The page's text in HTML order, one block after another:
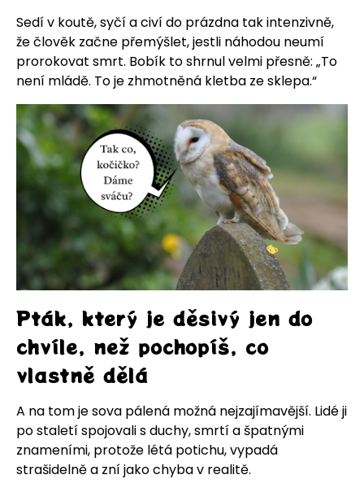
Sedí v koutě, syčí a civí do prázdna tak intenzivně,
že člověk začne přemýšlet, jestli náhodou neumí
prorokovat smrt. Bobík to shrnul velmi přesně: „To
není mládě. To je zhmotněná kletba ze sklepa.“
Pták, který je děsivý jen do
chvíle, než pochopíš, co
vlastně dělá
A na tom je sova pálená možná nejzajímavější. Lidé ji
po staletí spojovali s duchy, smrtí a špatnými
znameními, protože létá potichu, vypadá
strašidelně a zní jako chyba v realitě.